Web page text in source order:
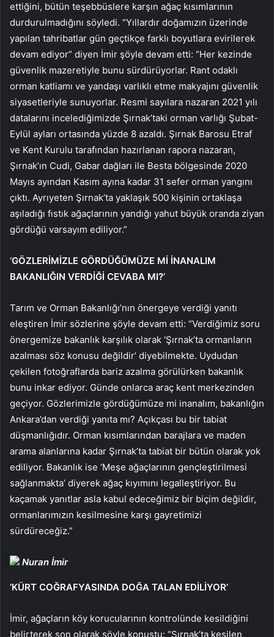
ettiğini, bütün teşebbüslere karşın ağaç kısımlarının
durdurulmadığını söyledi. “Yıllardır doğamızın üzerinde
yapılan tahribatlar gün geçtikçe farklı boyutlara evirilerek
devam ediyor” diyen İmir şöyle devam etti: “Her kezinde
güvenlik mazeretiyle bunu sürdürüyorlar. Rant odaklı
orman katliamı ve yandaşı varlıklı etme makyajını güvenlik
siyasetleriyle sunuyorlar. Resmi sayılara nazaran 2021 yılı
datalarını incelediğimizde Şırnak’taki orman varlığı Şubat-
Eylül ayları ortasında yüzde 8 azaldı. Şırnak Barosu Etraf
ve Kent Kurulu tarafından hazırlanan rapora nazaran,
Şırnak’ın Cudi, Gabar dağları ile Besta bölgesinde 2020
Mayıs ayından Kasım ayına kadar 31 sefer orman yangını
çıktı. Ayrıyeten Şırnak’ta yaklaşık 500 kişinin ortaklaşa
aşıladığı fıstık ağaçlarının yandığı yahut büyük oranda ziyan
gördüğü varsayım ediliyor.”
‘GÖZLERİMİZLE GÖRDÜĞÜMÜZE Mİ İNANALIM
BAKANLIĞIN VERDİĞİ CEVABA MI?’
Tarım ve Orman Bakanlığı’nın önergeye verdiği yanıtı
eleştiren İmir sözlerine şöyle devam etti: “Verdiğimiz soru
önergemize bakanlık karşılık olarak ‘Şırnak’ta ormanların
azalması söz konusu değildir’ diyebilmekte. Uydudan
çekilen fotoğraflarda bariz azalma görülürken bakanlık
bunu inkar ediyor. Günde onlarca araç kent merkezinden
geçiyor. Gözlerimizle gördüğümüze mi inanalım, bakanlığın
Ankara’dan verdiği yanıta mı? Açıkçası bu bir tabiat
düşmanlığıdır. Orman kısımlarından barajlara ve maden
arama alanlarına kadar Şırnak’ta tabiat bir bütün olarak yok
ediliyor. Bakanlık ise ‘Meşe ağaçlarının gençleştirilmesi
sağlanmakta’ diyerek ağaç kıyımını legalleştiriyor. Bu
kaçamak yanıtlar asla kabul edeceğimiz bir biçim değildir,
ormanlarımızın kesilmesine karşı gayretimizi
sürdüreceğiz.”
Nuran İmir
‘KÜRT COĞRAFYASINDA DOĞA TALAN EDİLİYOR’
İmir, ağaçların köy korucularının kontrolünde kesildiğini
belirterek son olarak şöyle konuştu: “Şırnak’ta kesilen